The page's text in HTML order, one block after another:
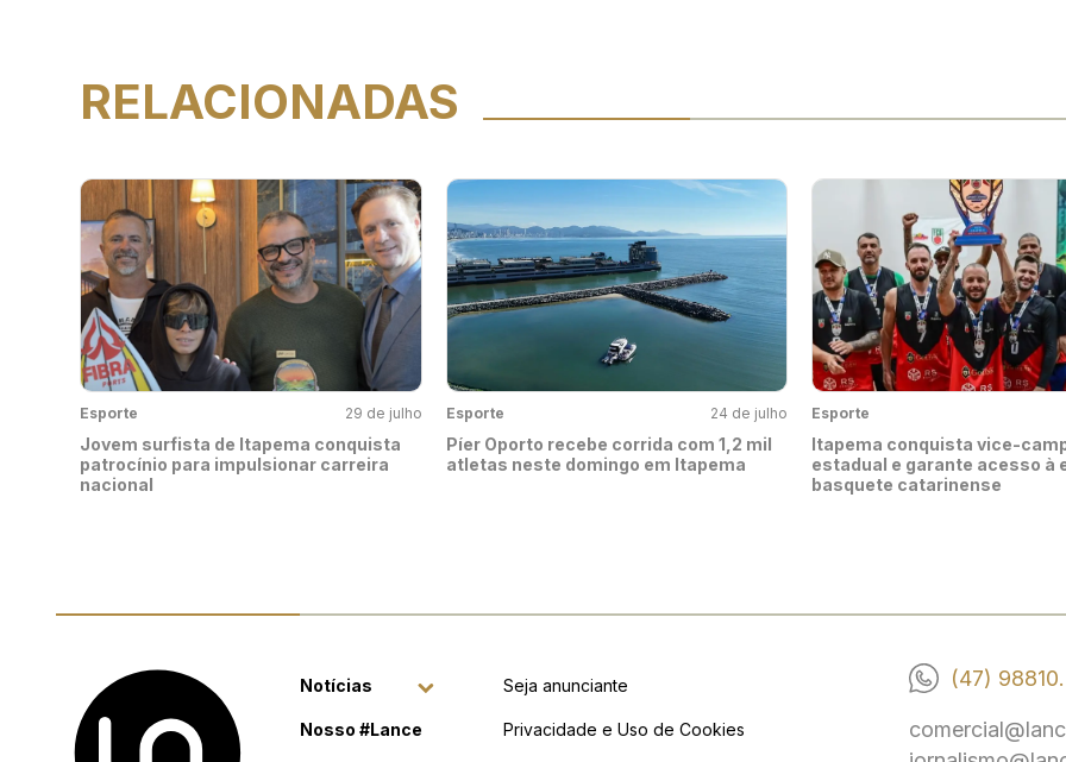
RELACIONADAS
Esporte 29 de julho
Jovem surfista de Itapema conquista
patrocínio para impulsionar carreira
nacional
Esporte 24 de julho
Píer Oporto recebe corrida com 1,2 mil
atletas neste domingo em Itapema
Esporte
Itapema conquista vice-
estadual e garante acesso à
basquete catarinense
Notícias
Nosso #Lance
Seja anunciante
Privacidade e Uso de Cookies
(47)